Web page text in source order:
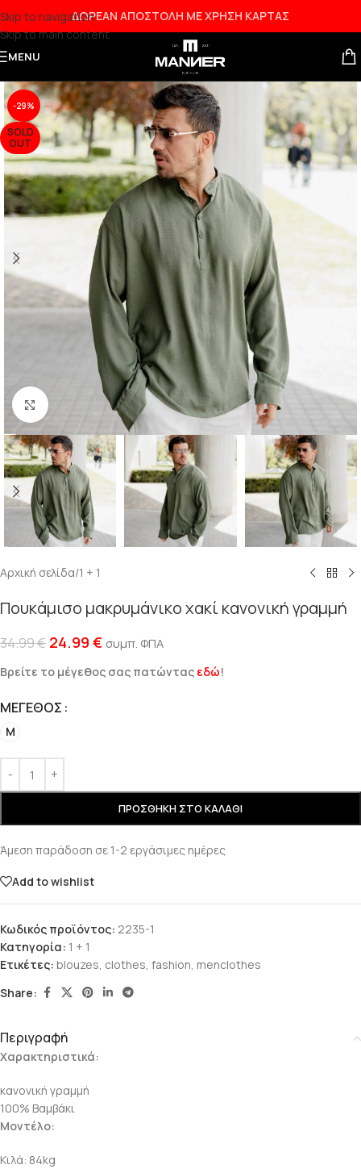
Skip to navigation
Skip to main content
ΔΩΡΕΑΝ ΑΠΟΣΤΟΛΗ ΜΕ ΧΡΗΣΗ ΚΑΡΤΑΣ
MENU
-29%
SOLD
OUT
Click to enlarge
Αρχική σελίδα/1 + 1
Πουκάμισο μακρυμάνικο χακί κανονική γραμμή
34.99€ 24.99 € συμπ. ΦΠΑ
Βρείτε το μέγεθος σας πατώντας εδώ!
ΜΈΓΕΘΟΣ
M
ΠΡΟΣΘΉΚΗ ΣΤΟ ΚΑΛΆΘΙ
Άμεση παράδοση σε 1-2 εργάσιμες ημέρες
Add to wishlist
Κωδικός προϊόντος: 2235-1
Κατηγορία: 1 + 1
Ετικέτες: blouzes, clothes, fashion, menclothes
Share:
Περιγραφή
Χαρακτηριστικά:
κανονική γραμμή
100% Βαμβάκι
Μοντέλο:
Κιλά: 84kg